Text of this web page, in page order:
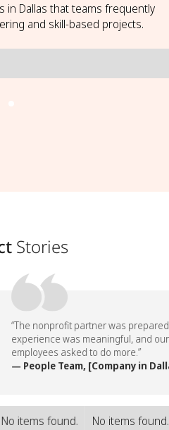
Dallas that teams frequently
and skill-based projects.
Stories
“The nonprofit partner was
experience was meaningful, and our
employees asked to do more.”
— People Team, [Company in
No items found. No items